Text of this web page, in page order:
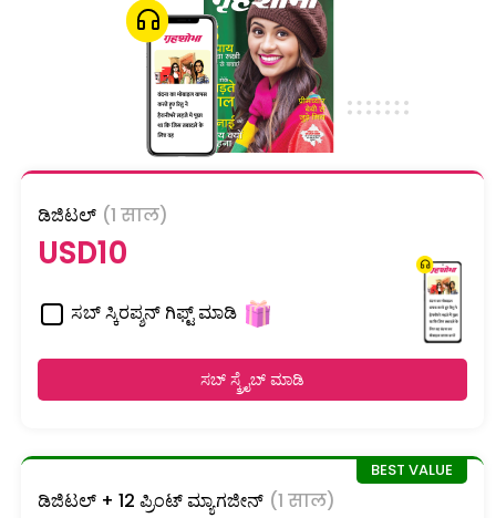
ಡಿಜಿಟಲ್ (1 साल)
USD10
ಸಬ್ ಸ್ಕಿರಪ್ಶನ್ ಗಿಫ್ಟ್ ಮಾಡಿ
ಸಬ್ ಸ್ಕ್ರೈಬ್ ಮಾಡಿ
ಡಿಜಿಟಲ್ + 12 ಪ್ರಿಂಟ್ ಮ್ಯಾಗಜೀನ್ (1 साल)